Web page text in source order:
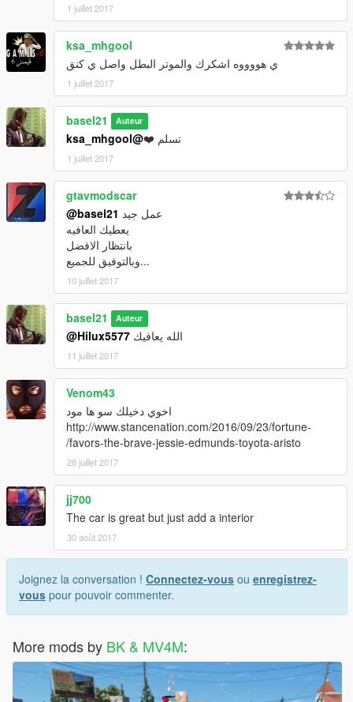
1 juillet 2017
ksa_mhgool
ي هووووه اشكرك والموتر البطل واصل ي كنق
1 juillet 2017
basel21 Auteur
تسلم ❤️@ksa_mhgool
1 juillet 2017
gtavmodscar
@basel21 عمل جيد
يعطيك العافيه
بانتظار الافضل
وبالتوفيق للجميع...
10 juillet 2017
basel21 Auteur
@Hilux5577 الله يعافيك
11 juillet 2017
Venom43
اخوي دخيلك سو ها مود
http://www.stancenation.com/2016/09/23/fortune-
favors-the-brave-jessie-edmunds-toyota-aristo/
28 juillet 2017
jj700
The car is great but just add a interior
30 août 2017
Joignez la conversation ! Connectez-vous ou enregistrez-
vous pour pouvoir commenter.
More mods by BK & MV4M: